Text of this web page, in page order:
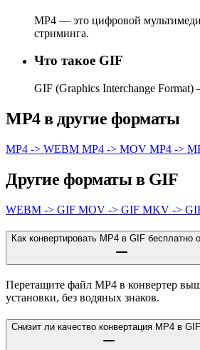
MP4 — это цифровой
стриминга.
Что такое GIF
GIF (Graphics Interchange
MP4 в другие форматы
MP4 -> WEBM MP4 -> MOV MP4 ->
Другие форматы в GIF
WEBM -> GIF MOV -> GIF MKV ->
Как конвертировать MP4 в GIF бесплатно
Перетащите файл MP4 в конвертер
установки, без водяных знаков.
Снизит ли качество конвертация MP4 в